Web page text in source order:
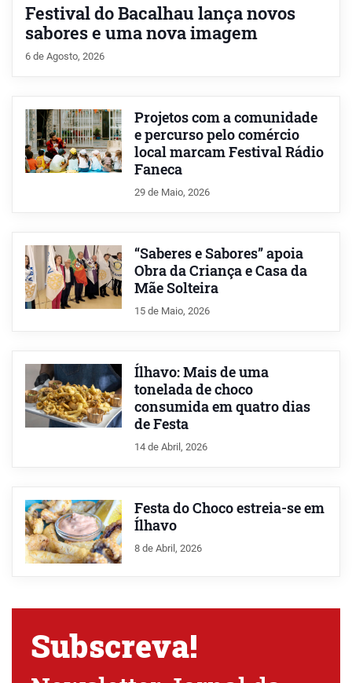
Festival do Bacalhau lança novos
sabores e uma nova imagem
6 de Agosto, 2026
Projetos com a comunidade
e percurso pelo comércio
local marcam Festival Rádio
Faneca
29 de Maio, 2026
“Saberes e Sabores” apoia
Obra da Criança e Casa da
Mãe Solteira
15 de Maio, 2026
Ílhavo: Mais de uma
tonelada de choco
consumida em quatro dias
de Festa
14 de Abril, 2026
Festa do Choco estreia-se em
Ílhavo
8 de Abril, 2026
Subscreva!